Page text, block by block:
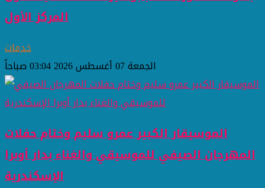
المركز الأول
خدمات
الجمعة 07 أغسطس 2026 03:04 صباحاً
الموسيقار الكبير عمرو سليم وختام حفلات
المهرجان الصيفي للموسيقي والغناء بدار أوبرا
الإسكندرية